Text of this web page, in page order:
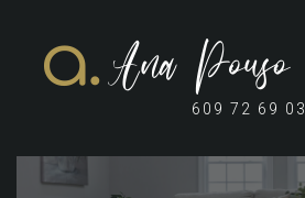
609 72 69 03